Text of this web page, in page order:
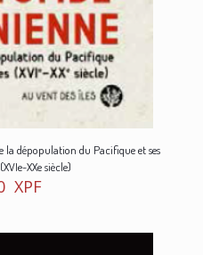
la dépopulation du Pacifique et ses
XXe siècle)
XPF